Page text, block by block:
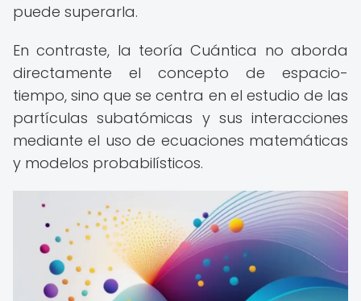
puede superarla.
En contraste, la teoría Cuántica no aborda
directamente el concepto de espacio-
tiempo, sino que se centra en el estudio de las
partículas subatómicas y sus interacciones
mediante el uso de ecuaciones matemáticas
y modelos probabilísticos.